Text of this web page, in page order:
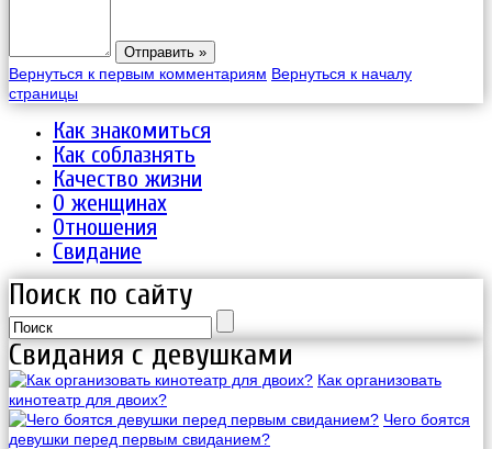
Вернуться к первым комментариям Вернуться к началу
страницы
Как знакомиться
Как соблазнять
Качество жизни
О женщинах
Отношения
Свидание
Поиск по сайту
Свидания с девушками
Как организовать
кинотеатр для двоих?
Чего боятся
девушки перед первым свиданием?